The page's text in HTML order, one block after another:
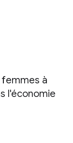
à
l'économie